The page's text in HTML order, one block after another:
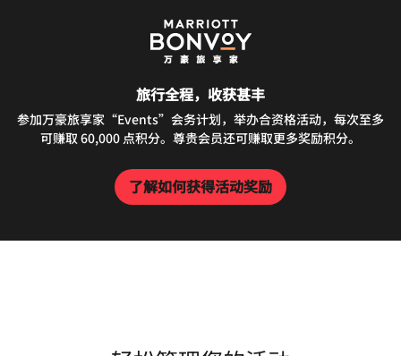
旅行全程，收获甚丰
参加万豪旅享家“Events”会务计划，举办合资格活动，每次至多
可赚取 60,000 点积分。尊贵会员还可赚取更多奖励积分。
了解如何获得活动奖励